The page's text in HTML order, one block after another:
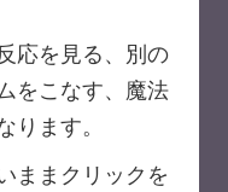
応を見る、別の
をこなす、魔法
ります。
ままクリックを